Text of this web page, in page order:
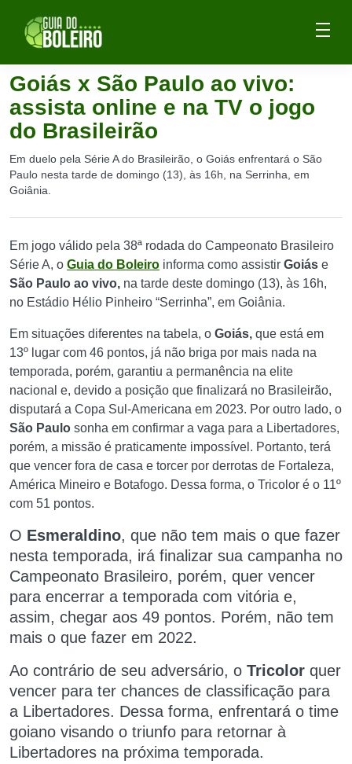
Goiás x São Paulo ao vivo:
assista online e na TV o jogo
do Brasileirão
Em duelo pela Série A do Brasileirão, o Goiás enfrentará o São
Paulo nesta tarde de domingo (13), às 16h, na Serrinha, em
Goiânia.
Em jogo válido pela 38ª rodada do Campeonato Brasileiro
Série A, o Guia do Boleiro informa como assistir Goiás e
São Paulo ao vivo, na tarde deste domingo (13), às 16h,
no Estádio Hélio Pinheiro “Serrinha”, em Goiânia.
Em situações diferentes na tabela, o Goiás, que está em
13º lugar com 46 pontos, já não briga por mais nada na
temporada, porém, garantiu a permanência na elite
nacional e, devido a posição que finalizará no Brasileirão,
disputará a Copa Sul-Americana em 2023. Por outro lado, o
São Paulo sonha em confirmar a vaga para a Libertadores,
porém, a missão é praticamente impossível. Portanto, terá
que vencer fora de casa e torcer por derrotas de Fortaleza,
América Mineiro e Botafogo. Dessa forma, o Tricolor é o 11º
com 51 pontos.
O Esmeraldino, que não tem mais o que fazer
nesta temporada, irá finalizar sua campanha no
Campeonato Brasileiro, porém, quer vencer
para encerrar a temporada com vitória e,
assim, chegar aos 49 pontos. Porém, não tem
mais o que fazer em 2022.
Ao contrário de seu adversário, o Tricolor quer
vencer para ter chances de classificação para
a Libertadores. Dessa forma, enfrentará o time
goiano visando o triunfo para retornar à
Libertadores na próxima temporada.